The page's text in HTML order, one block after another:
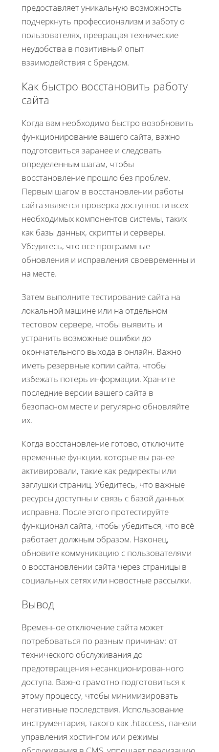
предоставляет уникальную возможность
подчеркнуть профессионализм и заботу о
пользователях, превращая технические
неудобства в позитивный опыт
взаимодействия с брендом.
Как быстро восстановить работу
сайта
Когда вам необходимо быстро возобновить
функционирование вашего сайта, важно
подготовиться заранее и следовать
определённым шагам, чтобы
восстановление прошло без проблем.
Первым шагом в восстановлении работы
сайта является проверка доступности всех
необходимых компонентов системы, таких
как базы данных, скрипты и серверы.
Убедитесь, что все программные
обновления и исправления своевременны и
на месте.
Затем выполните тестирование сайта на
локальной машине или на отдельном
тестовом сервере, чтобы выявить и
устранить возможные ошибки до
окончательного выхода в онлайн. Важно
иметь резервные копии сайта, чтобы
избежать потерь информации. Храните
последние версии вашего сайта в
безопасном месте и регулярно обновляйте
их.
Когда восстановление готово, отключите
временные функции, которые вы ранее
активировали, такие как редиректы или
заглушки страниц. Убедитесь, что важные
ресурсы доступны и связь с базой данных
исправна. После этого протестируйте
функционал сайта, чтобы убедиться, что всё
работает должным образом. Наконец,
обновите коммуникацию с пользователями
о восстановлении сайта через страницы в
социальных сетях или новостные рассылки.
Вывод
Временное отключение сайта может
потребоваться по разным причинам: от
технического обслуживания до
предотвращения несанкционированного
доступа. Важно грамотно подготовиться к
этому процессу, чтобы минимизировать
негативные последствия. Использование
инструментария, такого как .htaccess, панели
управления хостингом или режимы